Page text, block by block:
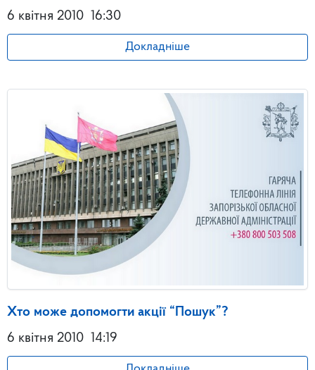
6 квітня 2010 16:30
Докладніше
Хто може допомогти акції “Пошук”?
6 квітня 2010 14:19